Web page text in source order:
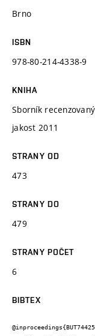
Brno
ISBN
978-80-214-4338-9
KNIHA
Sborník
jakost 2011
STRANY OD
473
STRANY DO
479
STRANY POČET
6
BIBTEX
@inproceedings{BUT74425,